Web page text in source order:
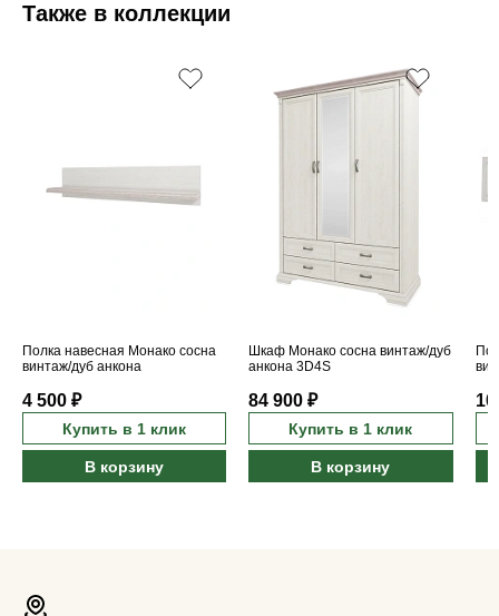
Также в коллекции
Полка навесная Монако сосна
винтаж/дуб анкона
4 500 ₽
Купить в 1 клик
В корзину
Шкаф Монако сосна винтаж/дуб
анкона 3D4S
84 900 ₽
Купить в 1 клик
В корзину